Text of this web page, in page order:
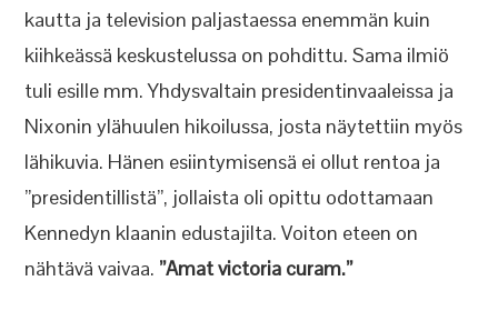
kautta ja television paljastaessa enemmän kuin
kiihkeässä keskustelussa on pohdittu. Sama ilmiö
tuli esille mm. Yhdysvaltain presidentinvaaleissa ja
Nixonin ylähuulen hikoilussa, josta näytettiin myös
lähikuvia. Hänen esiintymisensä ei ollut rentoa ja
”presidentillistä”, jollaista oli opittu odottamaan
Kennedyn klaanin edustajilta. Voiton eteen on
nähtävä vaivaa. ”Amat victoria curam.”